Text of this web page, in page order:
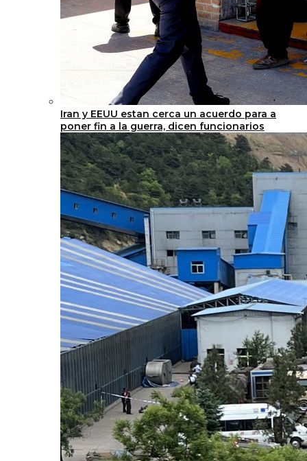
Iran y EEUU estan cerca un acuerdo para a
poner fin a la guerra, dicen funcionarios